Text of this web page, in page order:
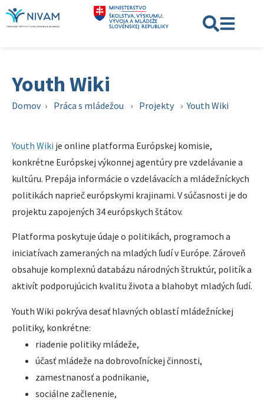
Youth Wiki
Domov › Práca s mládežou › Projekty › Youth Wiki
Youth Wiki je online platforma Európskej komisie,
konkrétne Európskej výkonnej agentúry pre vzdelávanie a
kultúru. Prepája informácie o vzdelávacích a mládežníckych
politikách naprieč európskymi krajinami. V súčasnosti je do
projektu zapojených 34 európskych štátov.
Platforma poskytuje údaje o politikách, programoch a
iniciatívach zameraných na mladých ľudí v Európe. Zároveň
obsahuje komplexnú databázu národných štruktúr, politík a
aktivít podporujúcich kvalitu života a blahobyt mladých ľudí.
Youth Wiki pokrýva desať hlavných oblastí mládežníckej
politiky, konkrétne:
riadenie politiky mládeže,
účasť mládeže na dobrovoľníckej činnosti,
zamestnanosť a podnikanie,
sociálne začlenenie,